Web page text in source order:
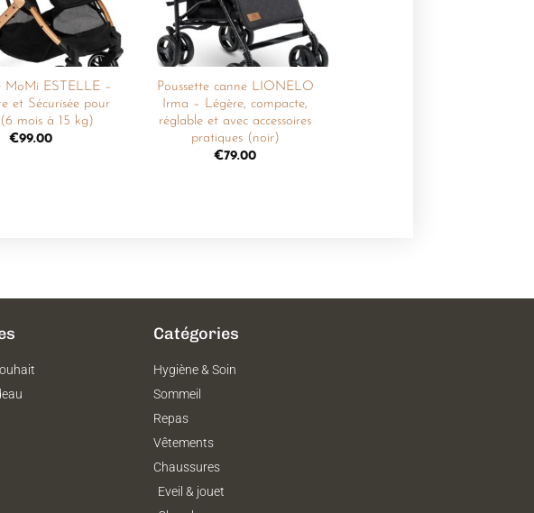
MoMi ESTELLE –
et Sécurisée pour
mois à 15 kg)
€99.00
Poussette canne LIONELO
Irma – Légère, compacte,
réglable et avec accessoires
pratiques (noir)
€79.00
Catégories
Hygiène & Soin
Sommeil
Repas
Vêtements
Chaussures
Eveil & jouet